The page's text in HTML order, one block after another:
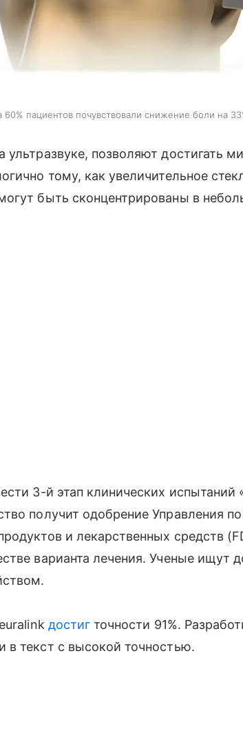
60% пациентов почувствовали снижение боли на
позволяют достигать
тому, как увеличительное
быть сконцентрированы в
3-й этап клинических
получит одобрение Управления
и лекарственных средств
варианта лечения. Ученые ищут
достигточности 91%.
в текст с высокой точностью.